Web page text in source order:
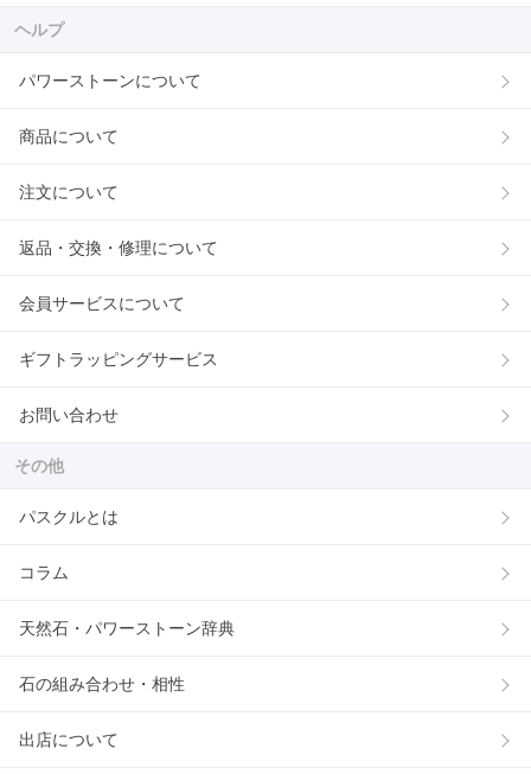
ヘルプ
パワーストーンについて
商品について
注文について
返品・交換・修理について
会員サービスについて
ギフトラッピングサービス
お問い合わせ
その他
パスクルとは
コラム
天然石・パワーストーン辞典
石の組み合わせ・相性
出店について